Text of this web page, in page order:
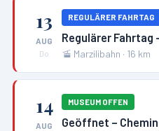
13
AUG
Do
REGULÄRER FAHRTAG
Regulärer Fahrtag
🚡 Marzilibahn · 16 km
14
AUG
MUSEUM OFFEN
Geöffnet –